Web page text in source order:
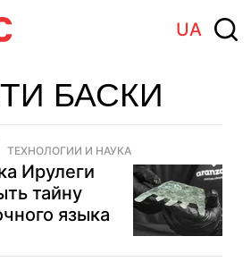
UA
БАСКИ
ТЕХНОЛОГИИ И НАУКА
Ирулеги
тайну
языка